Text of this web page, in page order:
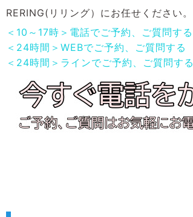
RERING(リリング）にお任せください。
＜10～17時＞電話でご予約、ご質問する
＜24時間＞WEBでご予約、ご質問する
＜24時間＞ラインでご予約、ご質問する